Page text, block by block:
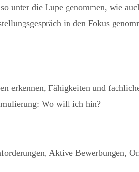
unter die Lupe genommen, wie
in den Fokus
erkennen, Fähigkeiten und
Wo will ich hin?
Aktive Bewerbungen,